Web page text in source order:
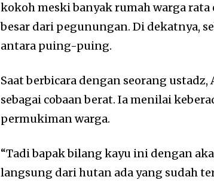
kokoh meski banyak rumah warga
besar dari pegunungan. Di dekatnya,
antara puing-puing.
Saat berbicara dengan seorang
sebagai cobaan berat. Ia menilai
permukiman warga.
“Tadi bapak bilang kayu ini dengan
langsung dari hutan ada yang sudah